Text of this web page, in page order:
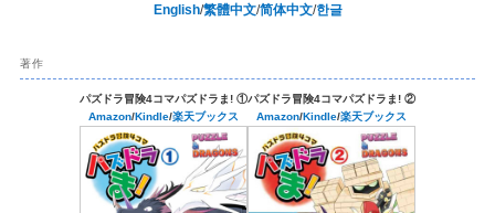
English/繁體中文/简体中文/한글
著作
パズドラ冒険4コマパズドラま! ①
Amazon/Kindle/楽天ブックス
パズドラ冒険4コマパズドラま! ②
Amazon/Kindle/楽天ブックス